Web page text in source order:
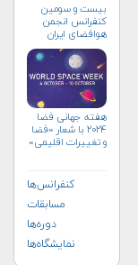
بیست و سومین
کنفرانس انجمن
هوافضای ايران
هفته جهانی فضا
۲۰۲۴ با شعار «فضا
و تغییرات اقلیمی»
کنفرانس‌ها
مسابقات
دوره‌ها
نمایشگاه‌ها